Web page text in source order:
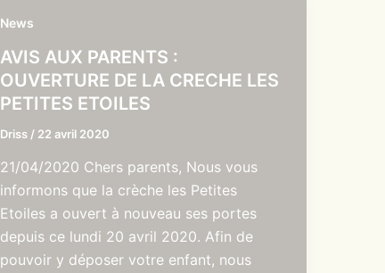
News
AVIS AUX PARENTS :
OUVERTURE DE LA CRECHE LES
PETITES ETOILES
Driss / 22 avril 2020
21/04/2020 Chers parents, Nous vous
informons que la crèche les Petites
Etoiles a ouvert à nouveau ses portes
depuis ce lundi 20 avril 2020. Afin de
pouvoir y déposer votre enfant, nous